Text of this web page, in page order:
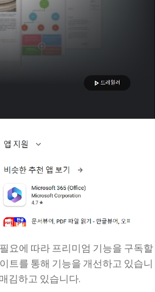
요에 따라 프리미엄 기능을 구독할
트를 통해 기능을 개선하고 있습니
김하고 있습니다.